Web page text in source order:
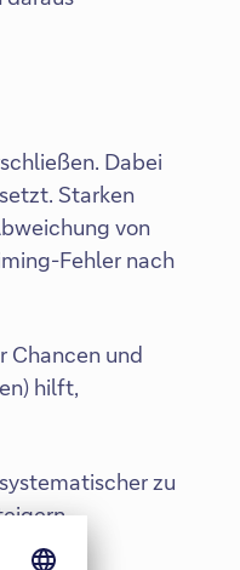
Dabei
Starken
von
Fehler nach
Chancen und
hilft,
zu